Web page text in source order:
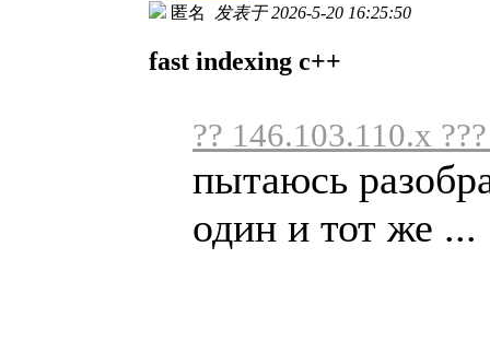
匿名 发表于 2026-5-20 16:25:50
fast indexing c++
?? 146.103.110.x
пытаюсь
один и тот же ...